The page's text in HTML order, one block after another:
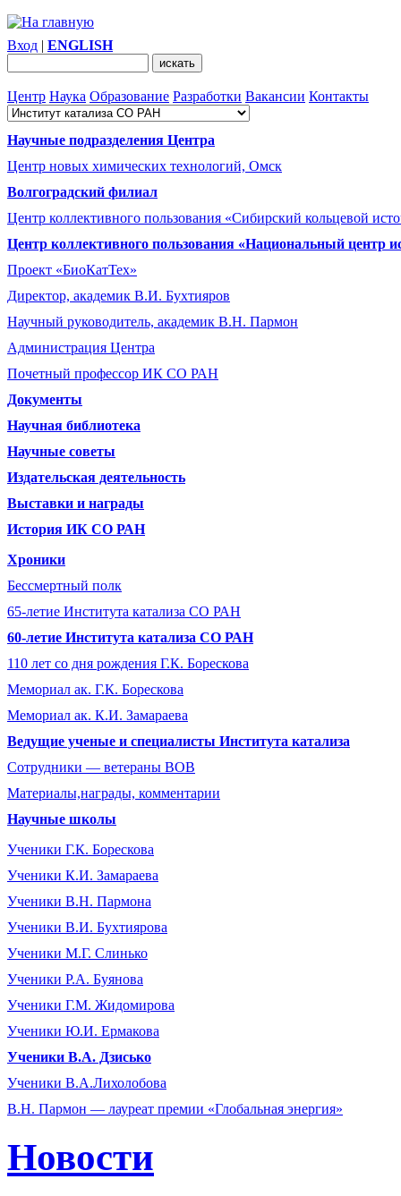
Вход | ENGLISH
Центр Наука Образование Разработки Вакансии Контакты
Научные подразделения Центра
Центр новых химических технологий, Омск
Волгоградский филиал
Центр коллективного пользования «Сибирский кольцевой
Центр коллективного пользования «Национальный центр
Проект «БиоКатТех»
Директор, академик В.И. Бухтияров
Научный руководитель, академик В.Н. Пармон
Администрация Центра
Почетный профессор ИК СО РАН
Документы
Научная библиотека
Научные советы
Издательская деятельность
Выставки и награды
История ИК СО РАН
Хроники
Бессмертный полк
65-летие Института катализа СО РАН
60-летие Института катализа СО РАН
110 лет со дня рождения Г.К. Борескова
Мемориал ак. Г.К. Борескова
Мемориал ак. К.И. Замараева
Ведущие ученые и специалисты Института катализа
Сотрудники ― ветераны ВОВ
Материалы,награды, комментарии
Научные школы
Ученики Г.К. Борескова
Ученики К.И. Замараева
Ученики В.Н. Пармона
Ученики В.И. Бухтиярова
Ученики М.Г. Слинько
Ученики Р.А. Буянова
Ученики Г.М. Жидомирова
Ученики Ю.И. Ермакова
Ученики В.А. Дзисько
Ученики В.А.Лихолобова
В.Н. Пармон — лауреат премии «Глобальная энергия»
Новости